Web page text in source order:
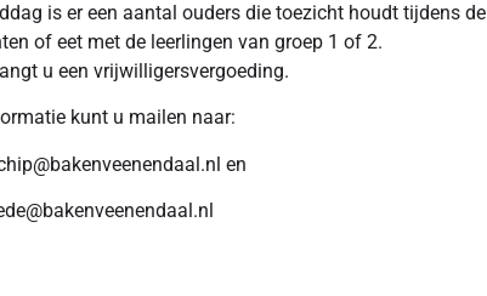
is er een aantal ouders die toezicht houdt tijdens de
of eet met de leerlingen van groep 1 of 2.
u een vrijwilligersvergoeding.
kunt u mailen naar:
en